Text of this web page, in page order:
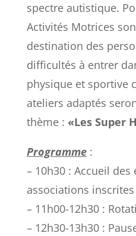
spectre autistique.
Activités Motrices
destination des
difficultés à entrer
physique et sportive
ateliers adaptés
thème : «Les Super
Programme:
– 10h30 : Accueil
associations
– 11h00-12h30 :
– 12h30-13h30 :